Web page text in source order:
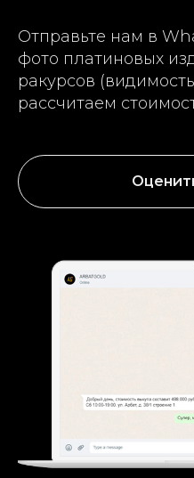
Отправьте нам в
фото платиновых
ракурсов
рассчитаем